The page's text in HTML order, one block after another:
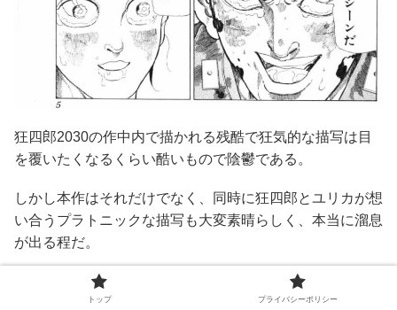
狂四郎2030の作中内で描かれる残酷で狂気的な描写は目
を覆いたくなるくらい酷いもので陰鬱である。
しかし本作はそれだけでなく、同時に狂四郎とユリカが想
い合うプラトニックな描写も大変素晴らしく、本当に溜息
が出る程だ。
これほどまで人間の二面性、善と悪を濃密に描いている漫
画を自分は他に知らない。
トップ プライバシーポリシー